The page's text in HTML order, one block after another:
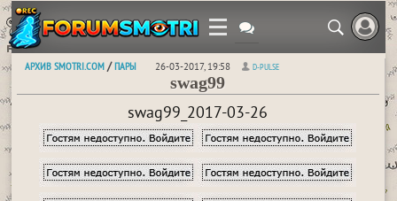
АРХИВ SMOTRI.COM /ПАРЫ 26-03-2017, 19:58 D-PULSE
swag99
swag99_2017-03-26